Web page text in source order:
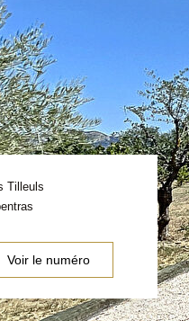
Imprimer
Tilleuls
Voir le numéro